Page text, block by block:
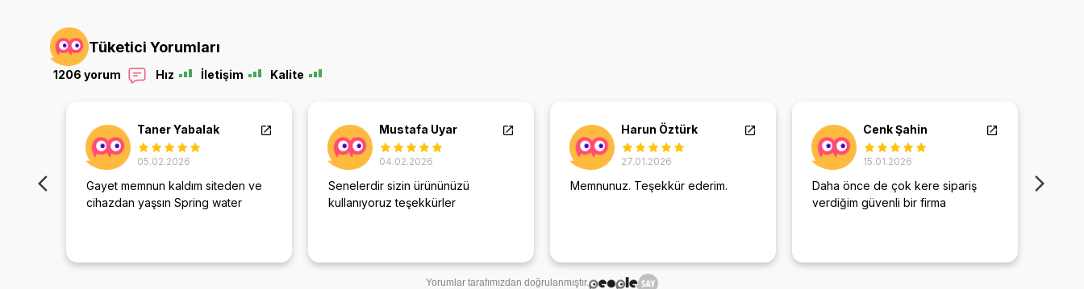
Tüketici Yorumları
1206 yorum Hız İletişim Kalite
Taner Yabalak
05.02.2026
Gayet memnun kaldım siteden ve
cihazdan yaşsın Spring water
Mustafa Uyar
04.02.2026
Senelerdir sizin ürününüzü
kullanıyoruz teşekkürler
Harun Öztürk
27.01.2026
Memnunuz. Teşekkür ederim.
Cenk Şahin
15.01.2026
Daha önce de çok kere sipariş
verdiğim güvenli bir firma
Yorumlar tarafımızdan doğrulanmıştır.